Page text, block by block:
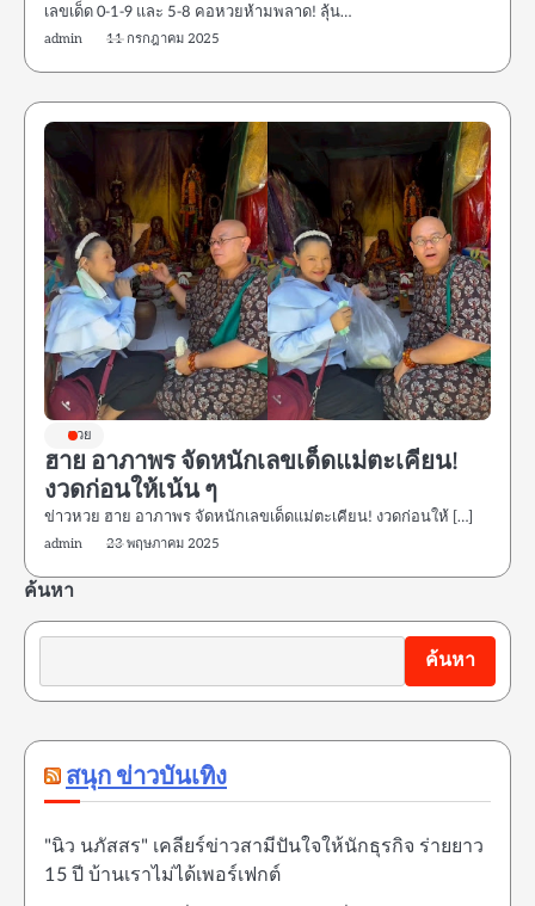
เลขเด็ด 0-1-9 และ 5-8 คอหวยห้ามพลาด! ลุ้น…
admin 11 กรกฎาคม 2025
หวย
ฮาย อาภาพร จัดหนักเลขเด็ดแม่ตะเคียน!
งวดก่อนให้เน้น ๆ
ข่าวหวย ฮาย อาภาพร จัดหนักเลขเด็ดแม่ตะเคียน! งวดก่อนให้ […]
admin 23 พฤษภาคม 2025
ค้นหา
ค้นหา
สนุก ข่าวบันเทิง
"นิว นภัสสร" เคลียร์ข่าวสามีปันใจให้นักธุรกิจ ร่ายยาว
15 ปี บ้านเราไม่ได้เพอร์เฟกต์